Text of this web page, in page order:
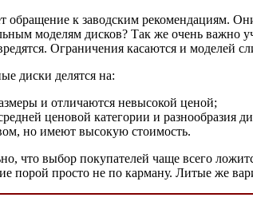
к заводским рекомендациям.
моделям дисков? Так же очень
Ограничения касаются и моделей
диски делятся на:
и отличаются невысокой ценой;
ценовой категории и разнообразия
но имеют высокую стоимость.
что выбор покупателей чаще всего
порой просто не по карману. Литые же